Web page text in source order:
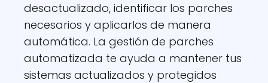
desactualizado, identificar los parches
necesarios y aplicarlos de manera
automática. La gestión de parches
automatizada te ayuda a mantener tus
sistemas actualizados y protegidos